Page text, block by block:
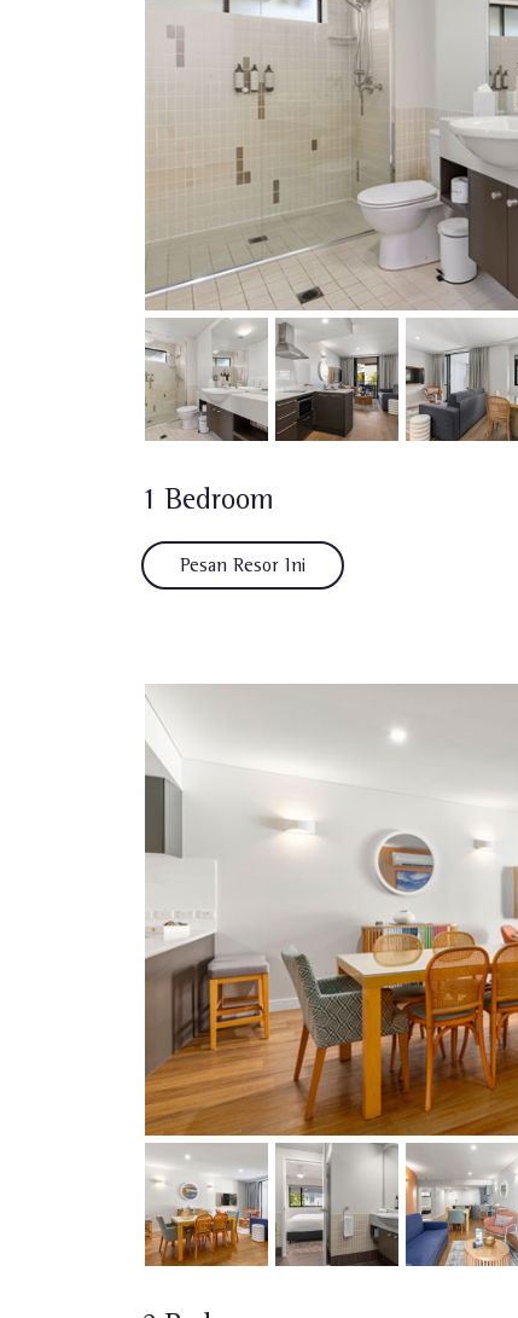
1 Bedroom
Pesan Resor Ini